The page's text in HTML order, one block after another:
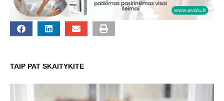
TAIP PAT SKAITYKITE